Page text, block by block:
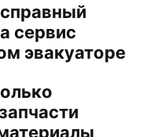
сервис
эвакуаторе